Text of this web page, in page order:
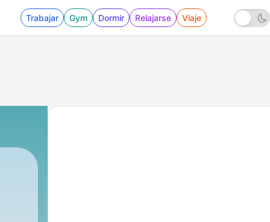
Trabajar Gym Dormir Relajarse Viaje